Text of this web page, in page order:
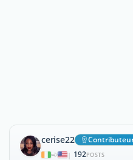
cerise22
| 192POSTS